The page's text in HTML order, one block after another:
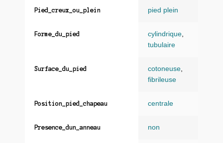
Pied_creux_ou_plein pied plein
Forme_du_pied cylindrique,
tubulaire
Surface_du_pied cotoneuse,
fibrileuse
Position_pied_chapeau centrale
Presence_dun_anneau non